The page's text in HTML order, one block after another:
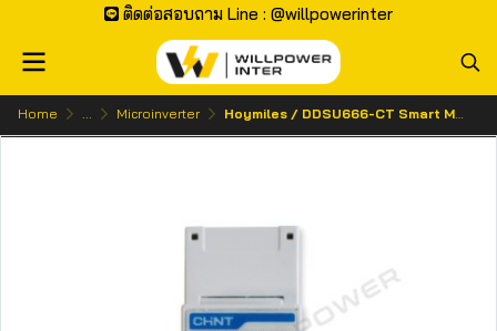
ติดต่อสอบถาม Line : @willpowerinter
Home ... Microinverter Hoymiles / DDSU666-CT Smart Meter